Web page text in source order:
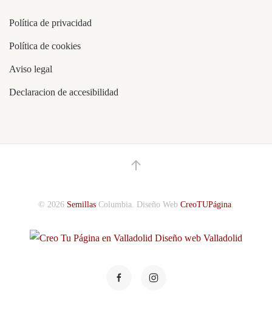
Política de privacidad
Política de cookies
Aviso legal
Declaracion de accesibilidad
© 2026 Semillas Columbia. Diseño Web CreoTUPágina